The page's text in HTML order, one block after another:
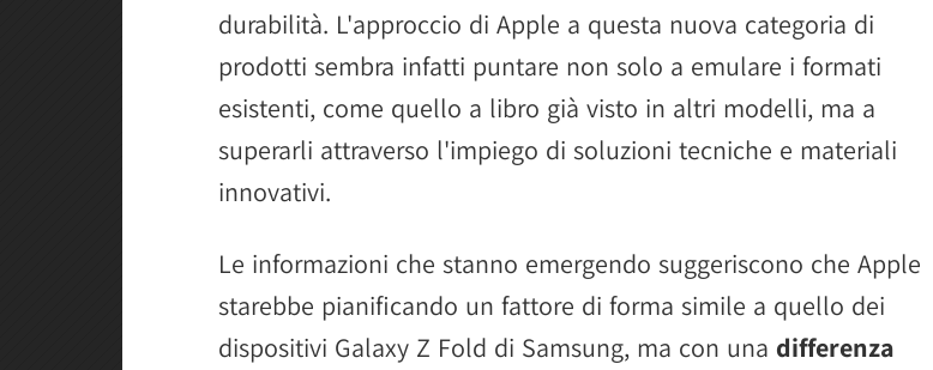
durabilità. L'approccio di Apple a questa nuova categoria di
prodotti sembra infatti puntare non solo a emulare i formati
esistenti, come quello a libro già visto in altri modelli, ma a
superarli attraverso l'impiego di soluzioni tecniche e materiali
innovativi.
Le informazioni che stanno emergendo suggeriscono che Apple
starebbe pianificando un fattore di forma simile a quello dei
dispositivi Galaxy Z Fold di Samsung, ma con una differenza